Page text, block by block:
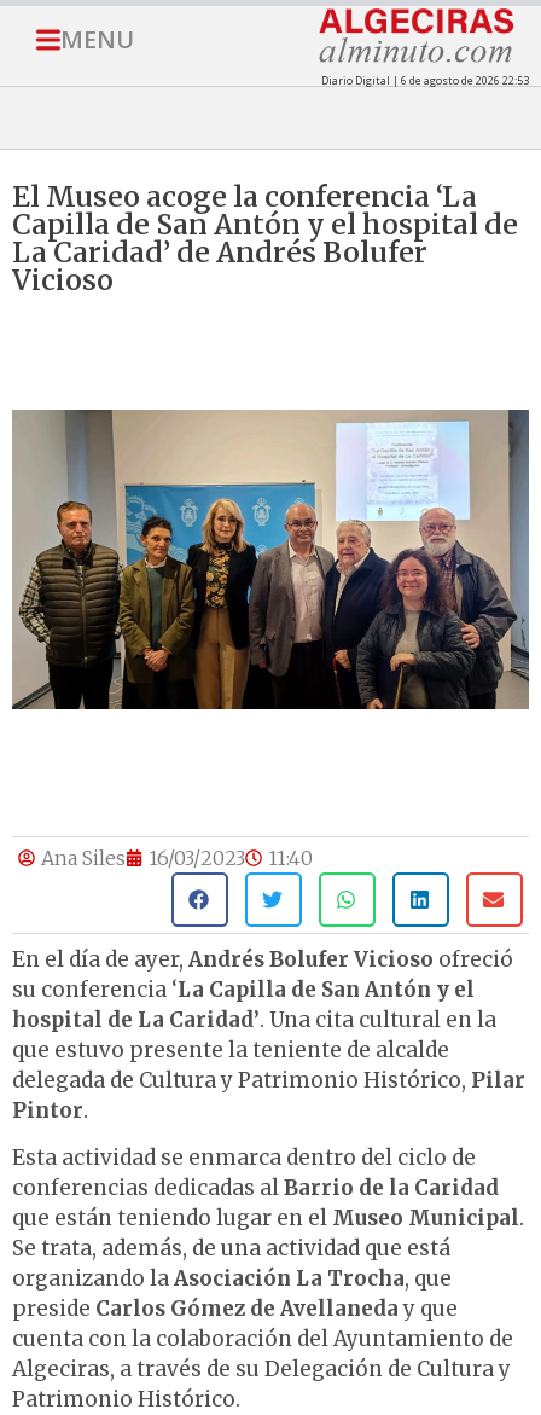
MENU
Diario Digital | 6 de agosto de 2026 22:53
El Museo acoge la conferencia ‘La
Capilla de San Antón y el hospital de
La Caridad’ de Andrés Bolufer
Vicioso
Ana Siles 16/03/2023 11:40
En el día de ayer, Andrés Bolufer Vicioso ofreció
su conferencia ‘La Capilla de San Antón y el
hospital de La Caridad’. Una cita cultural en la
que estuvo presente la teniente de alcalde
delegada de Cultura y Patrimonio Histórico, Pilar
Pintor.
Esta actividad se enmarca dentro del ciclo de
conferencias dedicadas alBarrio de la Caridad
que están teniendo lugar en el Museo Municipal.
Se trata, además, de una actividad que está
organizando laAsociación La Trocha, que
preside Carlos Gómez de Avellaneday que
cuenta con la colaboración del Ayuntamiento de
Algeciras, a través de su Delegación de Cultura y
Patrimonio Histórico.